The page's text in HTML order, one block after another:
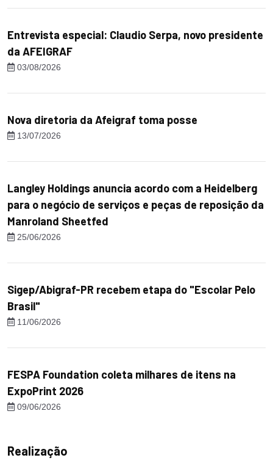
Entrevista especial: Claudio Serpa, novo presidente
da AFEIGRAF
03/08/2026
Nova diretoria da Afeigraf toma posse
13/07/2026
Langley Holdings anuncia acordo com a Heidelberg
para o negócio de serviços e peças de reposição da
Manroland Sheetfed
25/06/2026
Sigep/Abigraf-PR recebem etapa do "Escolar Pelo
Brasil"
11/06/2026
FESPA Foundation coleta milhares de itens na
ExpoPrint 2026
09/06/2026
Realização